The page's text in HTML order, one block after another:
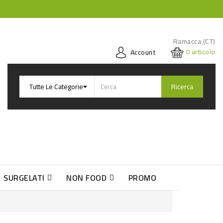
Ramacca (CT)
Account
0articolo
Ricerca
SURGELATI NON FOOD PROMO